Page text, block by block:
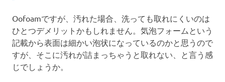
Oofoamですが、汚れた場合、洗っても取れにくいのは
ひとつデメリットかもしれません。気泡フォームという
記載から表面は細かい泡状になっているのかと思うので
すが、そこに汚れが詰まっちゃうと取れない、と言う感
じでしょうか。